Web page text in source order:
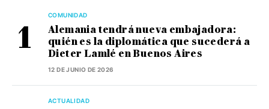
COMUNIDAD
Alemania tendrá nueva embajadora:
quién es la diplomática que sucederá a
Dieter Lamlé en Buenos Aires
12 DE JUNIO DE 2026
ACTUALIDAD